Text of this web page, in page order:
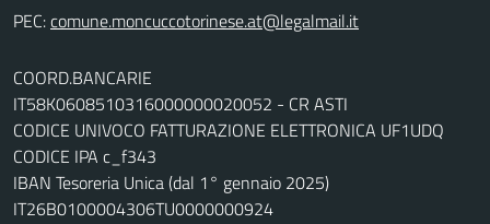
PEC:comune.moncuccotorinese.at@legalmail.it
COORD.BANCARIE
IT58K0608510316000000020052 - CR ASTI
CODICE UNIVOCO FATTURAZIONE ELETTRONICA UF1UDQ
CODICE IPA c_f343
IBAN Tesoreria Unica (dal 1° gennaio 2025)
IT26B0100004306TU0000000924